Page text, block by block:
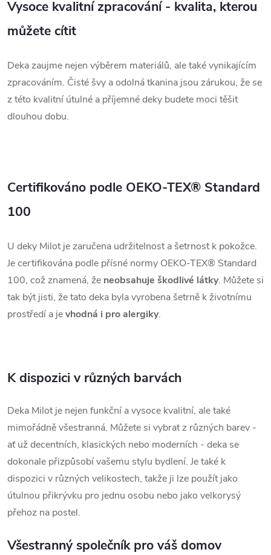
Vysoce kvalitní zpracování - kvalita, kterou
můžete cítit
Deka zaujme nejen výběrem materiálů, ale také vynikajícím
zpracováním. Čisté švy a odolná tkanina jsou zárukou, že se
z této kvalitní útulné a příjemné deky budete moci těšit
dlouhou dobu.
Certifikováno podle OEKO-TEX® Standard
100
U deky Milot je zaručena udržitelnost a šetrnost k pokožce.
Je certifikována podle přísné normy OEKO-TEX® Standard
100, což znamená, že neobsahuje škodlivé látky. Můžete si
tak být jisti, že tato deka byla vyrobena šetrně k životnímu
prostředí a jevhodná i pro alergiky.
K dispozici v různých barvách
Deka Milot je nejen funkční a vysoce kvalitní, ale také
mimořádně všestranná. Můžete si vybrat z různých barev -
ať už decentních, klasických nebo moderních - deka se
dokonale přizpůsobí vašemu stylu bydlení. Je také k
dispozici v různých velikostech, takže ji lze použít jako
útulnou přikrývku pro jednu osobu nebo jako velkorysý
přehoz na postel.
Všestranný společník pro váš domov